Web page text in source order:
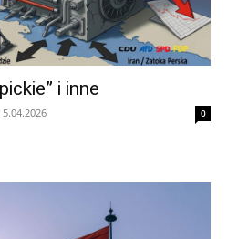
i inne
5.04.2026 0